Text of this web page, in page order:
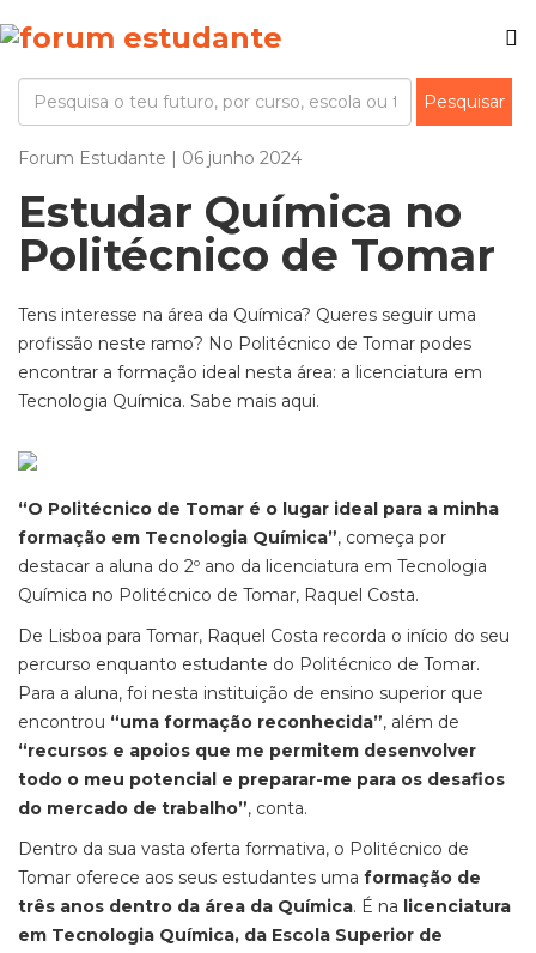
Forum Estudante | 06 junho 2024
Estudar Química no
Politécnico de Tomar
Tens interesse na área da Química? Queres seguir uma
profissão neste ramo? No Politécnico de Tomar podes
encontrar a formação ideal nesta área: a licenciatura em
Tecnologia Química. Sabe mais aqui.
“O Politécnico de Tomar é o lugar ideal para a minha
formação em Tecnologia Química”, começa por
destacar a aluna do 2º ano da licenciatura em Tecnologia
Química no Politécnico de Tomar, Raquel Costa.
De Lisboa para Tomar, Raquel Costa recorda o início do seu
percurso enquanto estudante do Politécnico de Tomar.
Para a aluna, foi nesta instituição de ensino superior que
encontrou “uma formação reconhecida”, além de
“recursos e apoios que me permitem desenvolver
todo o meu potencial e preparar-me para os desafios
do mercado de trabalho”, conta.
Dentro da sua vasta oferta formativa, o Politécnico de
Tomar oferece aos seus estudantes uma formação de
três anos dentro da área da Química. É na licenciatura
em Tecnologia Química, da Escola Superior de